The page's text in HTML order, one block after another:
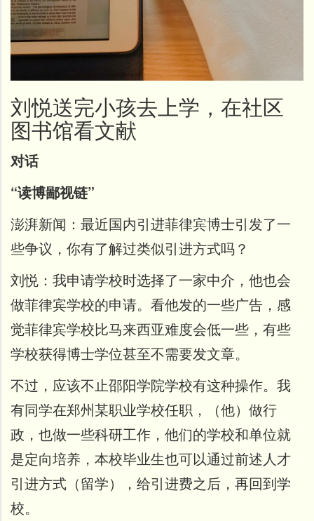
刘悦送完小孩去上学，在社区
图书馆看文献
对话
“读博鄙视链”
澎湃新闻： 最近国内引进菲律宾博士引发了一
些争议，你有了解过类似引进方式吗？
刘悦： 我申请学校时选择了一家中介，他也会
做菲律宾学校的申请。看他发的一些广告，感
觉菲律宾学校比马来西亚难度会低一些，有些
学校获得博士学位甚至不需要发文章。
不过，应该不止邵阳学院学校有这种操作。我
有同学在郑州某职业学校任职，（他）做行
政，也做一些科研工作，他们的学校和单位就
是定向培养，本校毕业生也可以通过前述人才
引进方式（留学），给引进费之后，再回到学
校。